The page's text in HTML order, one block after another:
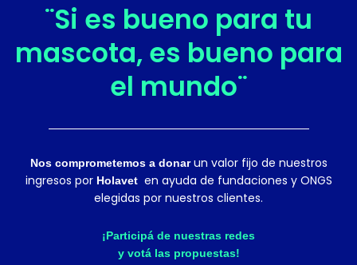
¨Si es bueno para tu
mascota, es bueno para
el mundo¨
Nos comprometemos a donarun valor fijo de nuestros
ingresos por Holavet en ayuda de fundaciones y ONGS
elegidas por nuestros clientes.
¡Participá de nuestras redes
y votá las propuestas!